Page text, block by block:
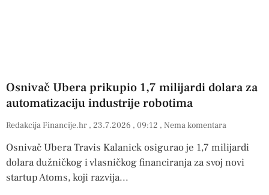
Osnivač Ubera prikupio 1,7 milijardi dolara za
automatizaciju industrije robotima
Redakcija Financije.hr 23.7.2026 09:12 Nema komentara
Osnivač Ubera Travis Kalanick osigurao je 1,7 milijardi
dolara dužničkog i vlasničkog financiranja za svoj novi
startup Atoms, koji razvija